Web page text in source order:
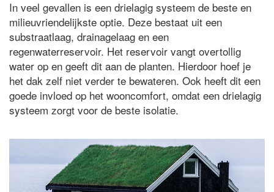
In veel gevallen is een drielagig systeem de beste en
milieuvriendelijkste optie. Deze bestaat uit een
substraatlaag, drainagelaag en een
regenwaterreservoir. Het reservoir vangt overtollig
water op en geeft dit aan de planten. Hierdoor hoef je
het dak zelf niet verder te bewateren. Ook heeft dit een
goede invloed op het wooncomfort, omdat een drielagig
systeem zorgt voor de beste isolatie.